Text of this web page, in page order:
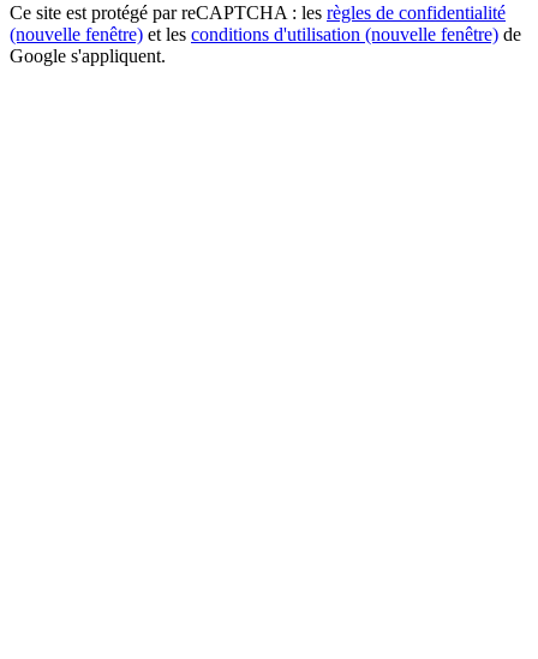
Ce site est protégé par reCAPTCHA : les règles de confidentialité
(nouvelle fenêtre) et les conditions d'utilisation (nouvelle fenêtre) de
Google s'appliquent.